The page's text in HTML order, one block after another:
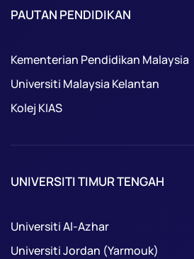
PAUTAN PENDIDIKAN
Kementerian Pendidikan Malaysia
Universiti Malaysia Kelantan
Kolej KIAS
UNIVERSITI TIMUR TENGAH
Universiti Al-Azhar
Universiti Jordan (Yarmouk)